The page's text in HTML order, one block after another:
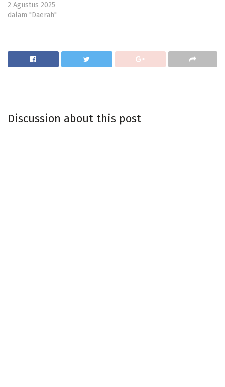
2 Agustus 2025
dalam "Daerah"
Discussion about this post